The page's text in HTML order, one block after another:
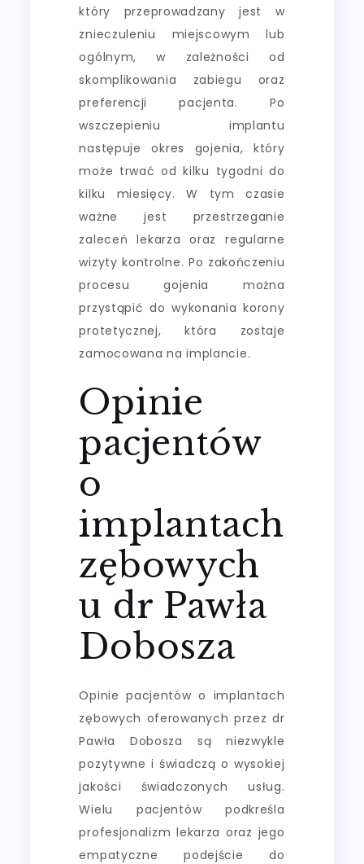
który przeprowadzany jest w
znieczuleniu miejscowym lub
ogólnym, w zależności od
skomplikowania zabiegu oraz
preferencji pacjenta. Po
wszczepieniu implantu
następuje okres gojenia, który
może trwać od kilku tygodni do
kilku miesięcy. W tym czasie
ważne jest przestrzeganie
zaleceń lekarza oraz regularne
wizyty kontrolne. Po zakończeniu
procesu gojenia można
przystąpić do wykonania korony
protetycznej, która zostaje
zamocowana na implancie.
Opinie
pacjentów
o
implantach
zębowych
u dr Pawła
Dobosza
Opinie pacjentów o implantach
zębowych oferowanych przez dr
Pawła Dobosza są niezwykle
pozytywne i świadczą o wysokiej
jakości świadczonych usług.
Wielu pacjentów podkreśla
profesjonalizm lekarza oraz jego
empatyczne podejście do